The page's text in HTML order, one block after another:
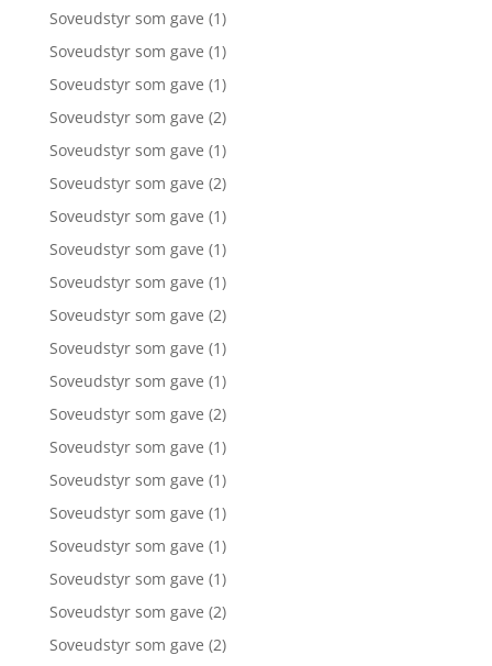
Soveudstyr som gave (1)
Soveudstyr som gave (1)
Soveudstyr som gave (1)
Soveudstyr som gave (2)
Soveudstyr som gave (1)
Soveudstyr som gave (2)
Soveudstyr som gave (1)
Soveudstyr som gave (1)
Soveudstyr som gave (1)
Soveudstyr som gave (2)
Soveudstyr som gave (1)
Soveudstyr som gave (1)
Soveudstyr som gave (2)
Soveudstyr som gave (1)
Soveudstyr som gave (1)
Soveudstyr som gave (1)
Soveudstyr som gave (1)
Soveudstyr som gave (1)
Soveudstyr som gave (2)
Soveudstyr som gave (2)